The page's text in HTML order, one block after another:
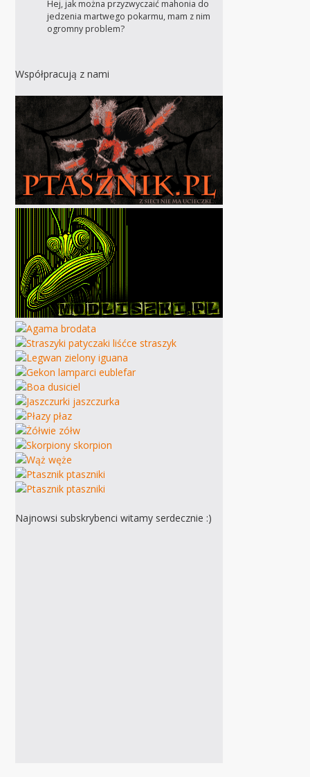
Hej, jak można przyzwyczaić mahonia do
jedzenia martwego pokarmu, mam z nim
ogromny problem?
Współpracują z nami
Najnowsi subskrybenci witamy serdecznie :)